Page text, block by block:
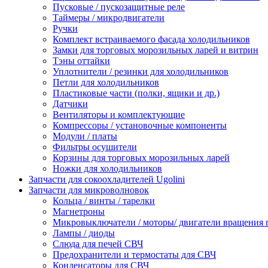
Пусковые / пускозащитные реле
Таймеры / микродвигатели
Ручки
Комплект встраиваемого фасада холодильников
Замки для торговых морозильных ларей и витрин
Тэны оттайки
Уплотнители / резинки для холодильников
Петли для холодильников
Пластиковые части (полки, ящики и др.)
Датчики
Вентиляторы и комплектующие
Компрессоры / установочные компоненты
Модули / платы
Фильтры осушители
Корзины для торговых морозильных ларей
Ножки для холодильников
Запчасти для сокоохладителей Ugolini
Запчасти для микроволновок
Кольца / винты / тарелки
Магнетроны
Микровыключатели / моторы/ двигатели вращения
Лампы / диоды
Слюда для печей СВЧ
Предохранители и термостаты для СВЧ
Конденсаторы для СВЧ